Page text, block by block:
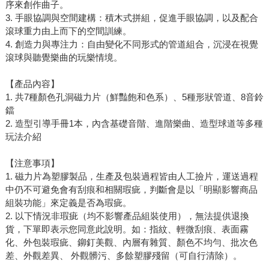
序來創作曲子。
3. 手眼協調與空間建構：積木式拼組，促進手眼協調，以及配合
滾球重力由上而下的空間訓練。
4. 創造力與專注力：自由變化不同形式的管道組合，沉浸在視覺
滾球與聽覺樂曲的玩樂情境。
【產品內容】
1. 共7種顏色孔洞磁力片（鮮豔飽和色系）、5種形狀管道、8音鈴
鐺
2. 造型引導手冊1本，內含基礎音階、進階樂曲、造型球道等多種
玩法介紹
【注意事項】
1. 磁力片為塑膠製品，生產及包裝過程皆由人工撿片，運送過程
中仍不可避免會有刮痕和相關瑕疵，判斷會是以「明顯影響商品
組裝功能」來定義是否為瑕疵。
2. 以下情況非瑕疵（均不影響產品組裝使用），無法提供退換
貨，下單即表示您同意此說明。如：指紋、輕微刮痕、表面霧
化、外包裝瑕疵、鉚釘美觀、內層有雜質、顏色不均勻、批次色
差、外觀差異、 外觀髒污、多餘塑膠殘留（可自行清除）。